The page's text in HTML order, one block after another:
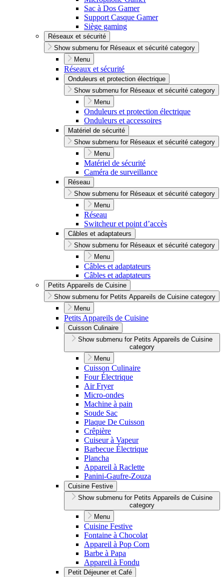
Sac à Dos Gamer
Support Casque Gamer
Siège gaming
Réseaux et sécurité
Show submenu for Réseaux et sécurité category
Menu
Réseaux et sécurité
Onduleurs et protection électrique
Show submenu for Réseaux et sécurité category
Menu
Onduleurs et protection électrique
Onduleurs et accessoires
Matériel de sécurité
Show submenu for Réseaux et sécurité category
Menu
Matériel de sécurité
Caméra de surveillance
Réseau
Show submenu for Réseaux et sécurité category
Menu
Réseau
Switcheur et point d’accès
Câbles et adaptateurs
Show submenu for Réseaux et sécurité category
Menu
Câbles et adaptateurs
Câbles et adaptateurs
Petits Appareils de Cuisine
Show submenu for Petits Appareils de Cuisine category
Menu
Petits Appareils de Cuisine
Cuisson Culinaire
Show submenu for Petits Appareils de Cuisine
category
Menu
Cuisson Culinaire
Four Électrique
Air Fryer
Micro-ondes
Machine à pain
Soude Sac
Plaque De Cuisson
Crêpière
Cuiseur à Vapeur
Barbecue Électrique
Plancha
Appareil à Raclette
Panini-Gaufre-Zouza
Cuisine Festive
Show submenu for Petits Appareils de Cuisine
category
Menu
Cuisine Festive
Fontaine à Chocolat
Appareil à Pop Corn
Barbe à Papa
Appareil à Fondu
Petit Déjeuner et Café